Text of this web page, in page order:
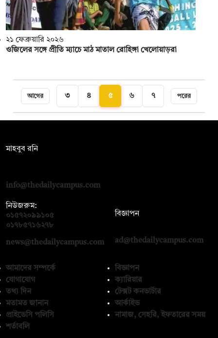
২১ ফেব্রুয়ারি ২০২৬
ওজিলের সঙ্গে প্রীতি ম্যাচে মাঠ মাতাল রোহিঙ্গা খেলোয়াড়রা
আগের ৩ ৪ ৫ ৬ ৭ পরের
মাহবুব রনি
info@thedailycampus.com
নিউজরুম:
০১৫৭২০৯৯১০৫
০১৭৮৫৭১৬২৭৮
news@thedailycampus.com
বিজ্ঞাপন
ad@thedailycampus.com
আমাদের সম্পর্কে
যোগাযোগ
তথ্য দিন
মতামত জানান
প্রাইভেসি পলিসি
শর্তাবলি
বিজ্ঞাপন
ক্যারিয়ার
টেক্সট কনভার্টার
আর্কাইভ
নামাজ, সেহরি, ইফতারের সময়